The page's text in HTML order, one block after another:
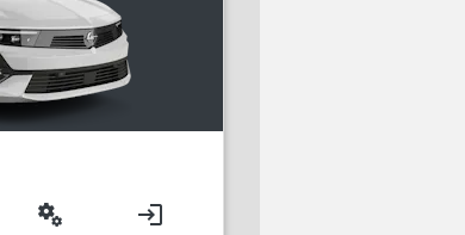
miscellaneous_services login